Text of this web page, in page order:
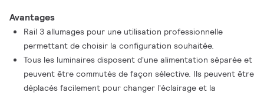
séparée et peuvent être commutés de façon sélective. Ils
peuvent être déplacés facilement pour changer l'éclairage et la
présentation. De cette façon on peut créer un système de rail
multifonction pour un éclairage d'accentuation ainsi que pour
des publicités suspendues et du matériel décoratif. Une gamme
d'adaptateur, des connexions d'alimentation et des
Avantages
Rail 3 allumages pour une utilisation professionnelle
permettant de choisir la configuration souhaitée.
Tous les luminaires disposent d'une alimentation séparée et
peuvent être commutés de façon sélective. Ils peuvent être
déplacés facilement pour changer l'éclairage et la